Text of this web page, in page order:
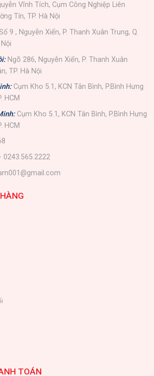
Vĩnh Tích, Cụm Công Nghiệp Liên
Tín, TP. Hà Nội
9 , Nguyễn Xiển, P. Thanh Xuân Trung, Q.
Ngõ 286, Nguyễn Xiển, P. Thanh Xuân
TP. Hà Nội
Cụm Kho 5.1, KCN Tân Bình, P.Bình Hưng
HCM
Cụm Kho 5.1, KCN Tân Bình, P.Bình Hưng
HCM
0243.565.2222
TOÁN